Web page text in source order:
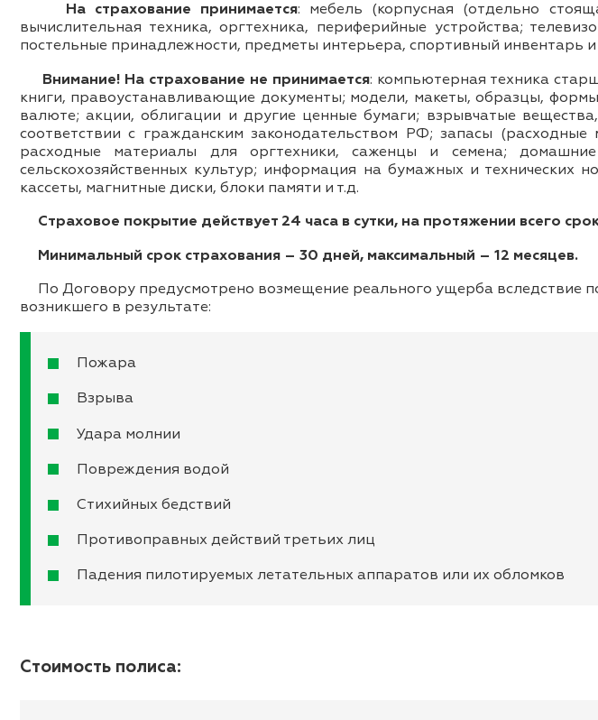
На страхование принимается: мебель (корпусная (отдельно
вычислительная техника, оргтехника, периферийные устройства;
постельные принадлежности, предметы интерьера, спортивный инвентарь
Внимание! На страхование не принимается: компьютерная техника
книги, правоустанавливающие документы; модели, макеты, образцы,
валюте; акции, облигации и другие ценные бумаги; взрывчатые
соответствии с гражданским законодательством РФ; запасы
расходные материалы для оргтехники, саженцы и семена;
сельскохозяйственных культур; информация на бумажных и технических
кассеты, магнитные диски, блоки памяти и т.д.
Страховое покрытие действует 24 часа в сутки, на протяжении всего
Минимальный срок страхования – 30 дней, максимальный – 12 месяцев.
По Договору предусмотрено возмещение реального ущерба вследствие
возникшего в результате:
Пожара
Взрыва
Удара молнии
Повреждения водой
Стихийных бедствий
Противоправных действий третьих лиц
Падения пилотируемых летательных аппаратов или их обломков
Стоимость полиса: